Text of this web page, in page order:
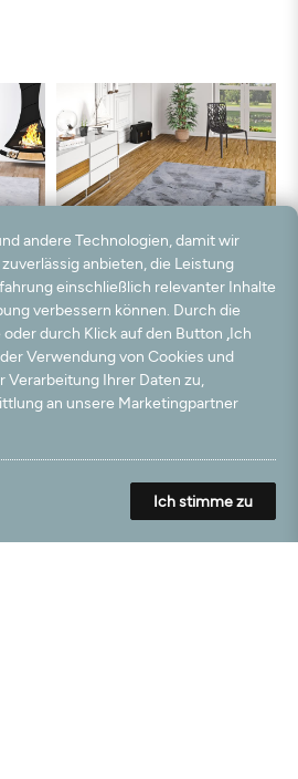
andere Technologien, damit wir
anbieten, die Leistung
einschließlich relevanter Inhalte
verbessern können. Durch die
durch Klick auf den Button „Ich
Verwendung von Cookies und
Ihrer Daten zu,
an unsere Marketingpartner
Ich stimme zu